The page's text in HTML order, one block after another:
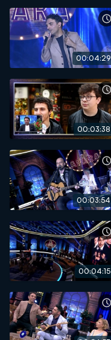
00:04:29
00:03:38
00:03:54
00:04:15